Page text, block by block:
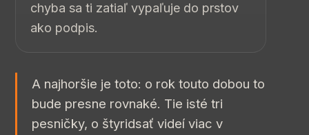
chyba sa ti zatiaľ vypaľuje do prstov
ako podpis.
A najhoršie je toto: o rok touto dobou to
bude presne rovnaké. Tie isté tri
pesničky, o štyridsať videí viac v